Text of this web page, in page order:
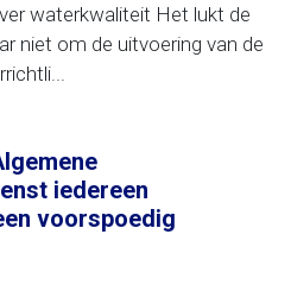
waterkwaliteit Het lukt de
niet om de uitvoering van de
iedereen
voorspoedig